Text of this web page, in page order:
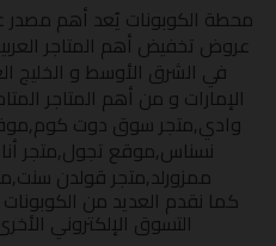
محطة الكوبونات يُعد أهم مصدر
عروض تخفيض أهم المتاجر
في الشرق الأوسط و الخليج
الإمارات و من أهم المتاجر
وادي,متجر سوق دوت كوم,
نسناس,موقع تجول,متجر
ممزورلد,متجر قولدن سنت,
كما نقدم العديد من
التسوق الإلكتروني